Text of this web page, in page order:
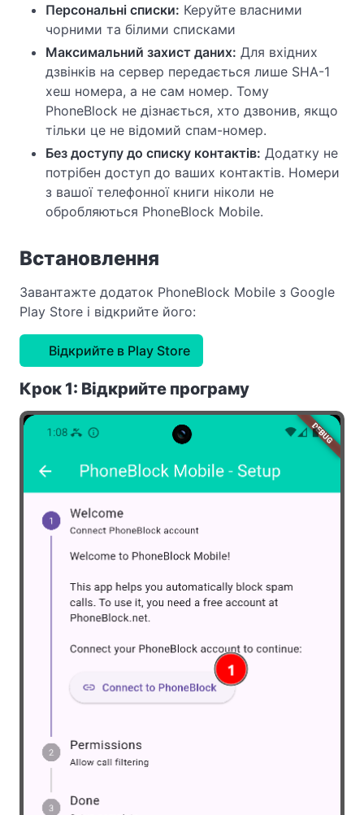
Персональні списки: Керуйте власними
чорними та білими списками
Максимальний захист даних: Для вхідних
дзвінків на сервер передається лише SHA-1
хеш номера, а не сам номер. Тому
PhoneBlock не дізнається, хто дзвонив, якщо
тільки це не відомий спам-номер.
Без доступу до списку контактів: Додатку не
потрібен доступ до ваших контактів. Номери
з вашої телефонної книги ніколи не
обробляються PhoneBlock Mobile.
Встановлення
Завантажте додаток PhoneBlock Mobile з Google
Play Store і відкрийте його:
Відкрийте в Play Store
Крок 1: Відкрийте програму